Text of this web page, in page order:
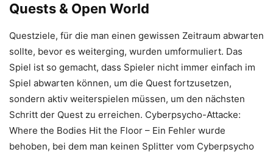
Quests & Open World
Questziele, für die man einen gewissen Zeitraum abwarten
sollte, bevor es weiterging, wurden umformuliert. Das
Spiel ist so gemacht, dass Spieler nicht immer einfach im
Spiel abwarten können, um die Quest fortzusetzen,
sondern aktiv weiterspielen müssen, um den nächsten
Schritt der Quest zu erreichen. Cyberpsycho-Attacke:
Where the Bodies Hit the Floor – Ein Fehler wurde
behoben, bei dem man keinen Splitter vom Cyberpsycho